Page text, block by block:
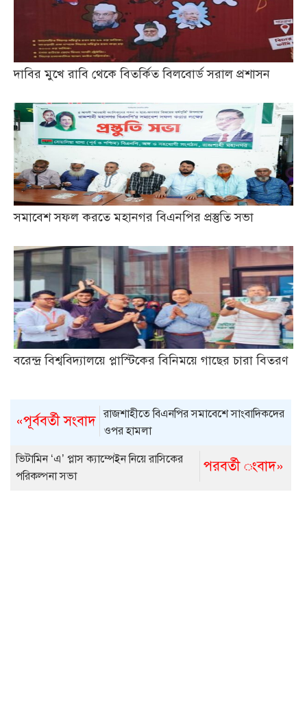
দাবির মুখে রাবি থেকে বিতর্কিত বিলবোর্ড সরাল প্রশাসন
সমাবেশ সফল করতে মহানগর বিএনপির প্রস্তুতি সভা
বরেন্দ্র বিশ্ববিদ্যালয়ে প্লাস্টিকের বিনিময়ে গাছের চারা বিতরণ
«পূর্ববর্তী সংবাদ রাজশাহীতে বিএনপির সমাবেশে সাংবাদিকদের
ওপর হামলা
পরবর্তী ংবাদ»
ভিটামিন ‘এ’ প্লাস ক্যাম্পেইন নিয়ে রাসিকের
পরিকল্পনা সভা